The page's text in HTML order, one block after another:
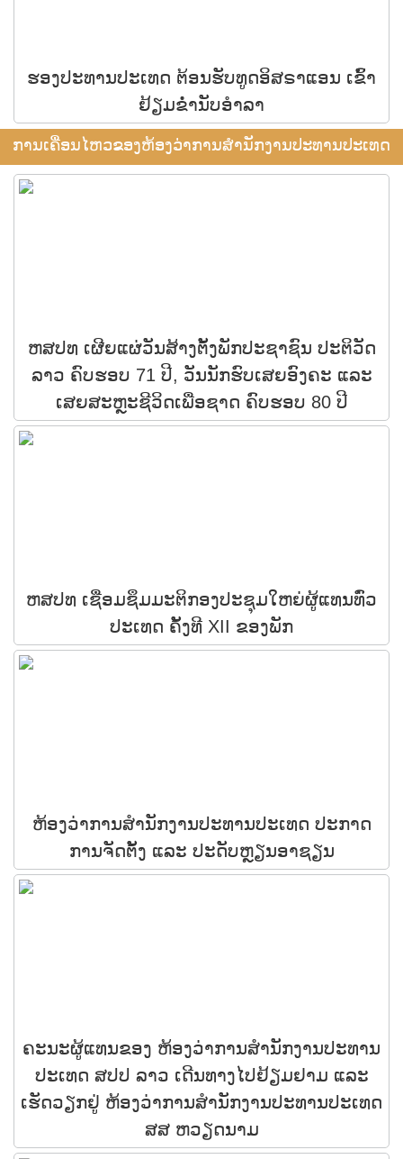
ຮອງປະທານປະເທດ ຕ້ອນຮັບທູດອິສຣາແອນ ເຂົ້າ
ຢ້ຽມຂໍ່ານັບອຳລາ
ການເຄື່ອນໄຫວຂອງຫ້ອງວ່າການສຳນັກງານປະທານປະເທດ
ຫສປທ ເຜີຍແຜ່ວັນສ້າງຕັ້ງພັກປະຊາຊົນ ປະຕິວັດ
ລາວ ຄົບຮອບ 71 ປີ, ວັນນັກຮົບເສຍອົງຄະ ແລະ
ເສຍສະຫຼະຊີວິດເພື່ອຊາດ ຄົບຮອບ 80 ປີ
ຫສປທ ເຊື່ອມຊຶມມະຕິກອງປະຊຸມໃຫຍ່ຜູ້ແທນທົ່ວ
ປະເທດ ຄັ້ງທີ XII ຂອງພັກ
ຫ້ອງວ່າການສໍານັກງານປະທານປະເທດ ປະກາດ
ການຈັດຕັ້ງ ແລະ ປະດັບຫຼຽນອາຊຽນ
ຄະນະຜູ້ແທນຂອງ ຫ້ອງວ່າການສໍານັກງານປະທານ
ປະເທດ ສປປ ລາວ ເດີນທາງໄປຢ້ຽມຢາມ ແລະ
ເຮັດວຽກຢູ່ ຫ້ອງວ່າການສໍານັກງານປະທານປະເທດ
ສສ ຫວຽດນາມ